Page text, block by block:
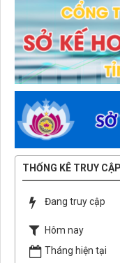
THỐNG KÊ TRUY CẬP
Đang truy cập
Hôm nay
Tháng hiện tại